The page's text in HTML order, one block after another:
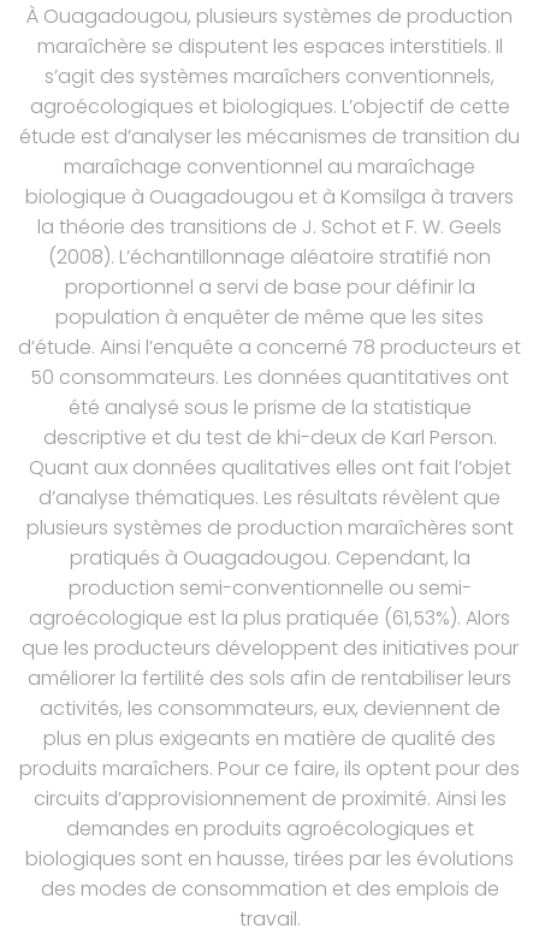
À Ouagadougou, plusieurs systèmes de production
maraîchère se disputent les espaces interstitiels. Il
s’agit des systèmes maraîchers conventionnels,
agroécologiques et biologiques. L’objectif de cette
étude est d’analyser les mécanismes de transition du
maraîchage conventionnel au maraîchage
biologique à Ouagadougou et à Komsilga à travers
la théorie des transitions de J. Schot et F. W. Geels
(2008). L’échantillonnage aléatoire stratifié non
proportionnel a servi de base pour définir la
population à enquêter de même que les sites
d’étude. Ainsi l’enquête a concerné 78 producteurs et
50 consommateurs. Les données quantitatives ont
été analysé sous le prisme de la statistique
descriptive et du test de khi-deux de Karl Person.
Quant aux données qualitatives elles ont fait l’objet
d’analyse thématiques. Les résultats révèlent que
plusieurs systèmes de production maraîchères sont
pratiqués à Ouagadougou. Cependant, la
production semi-conventionnelle ou semi-
agroécologique est la plus pratiquée (61,53%). Alors
que les producteurs développent des initiatives pour
améliorer la fertilité des sols afin de rentabiliser leurs
activités, les consommateurs, eux, deviennent de
plus en plus exigeants en matière de qualité des
produits maraîchers. Pour ce faire, ils optent pour des
circuits d’approvisionnement de proximité. Ainsi les
demandes en produits agroécologiques et
biologiques sont en hausse, tirées par les évolutions
des modes de consommation et des emplois de
travail.